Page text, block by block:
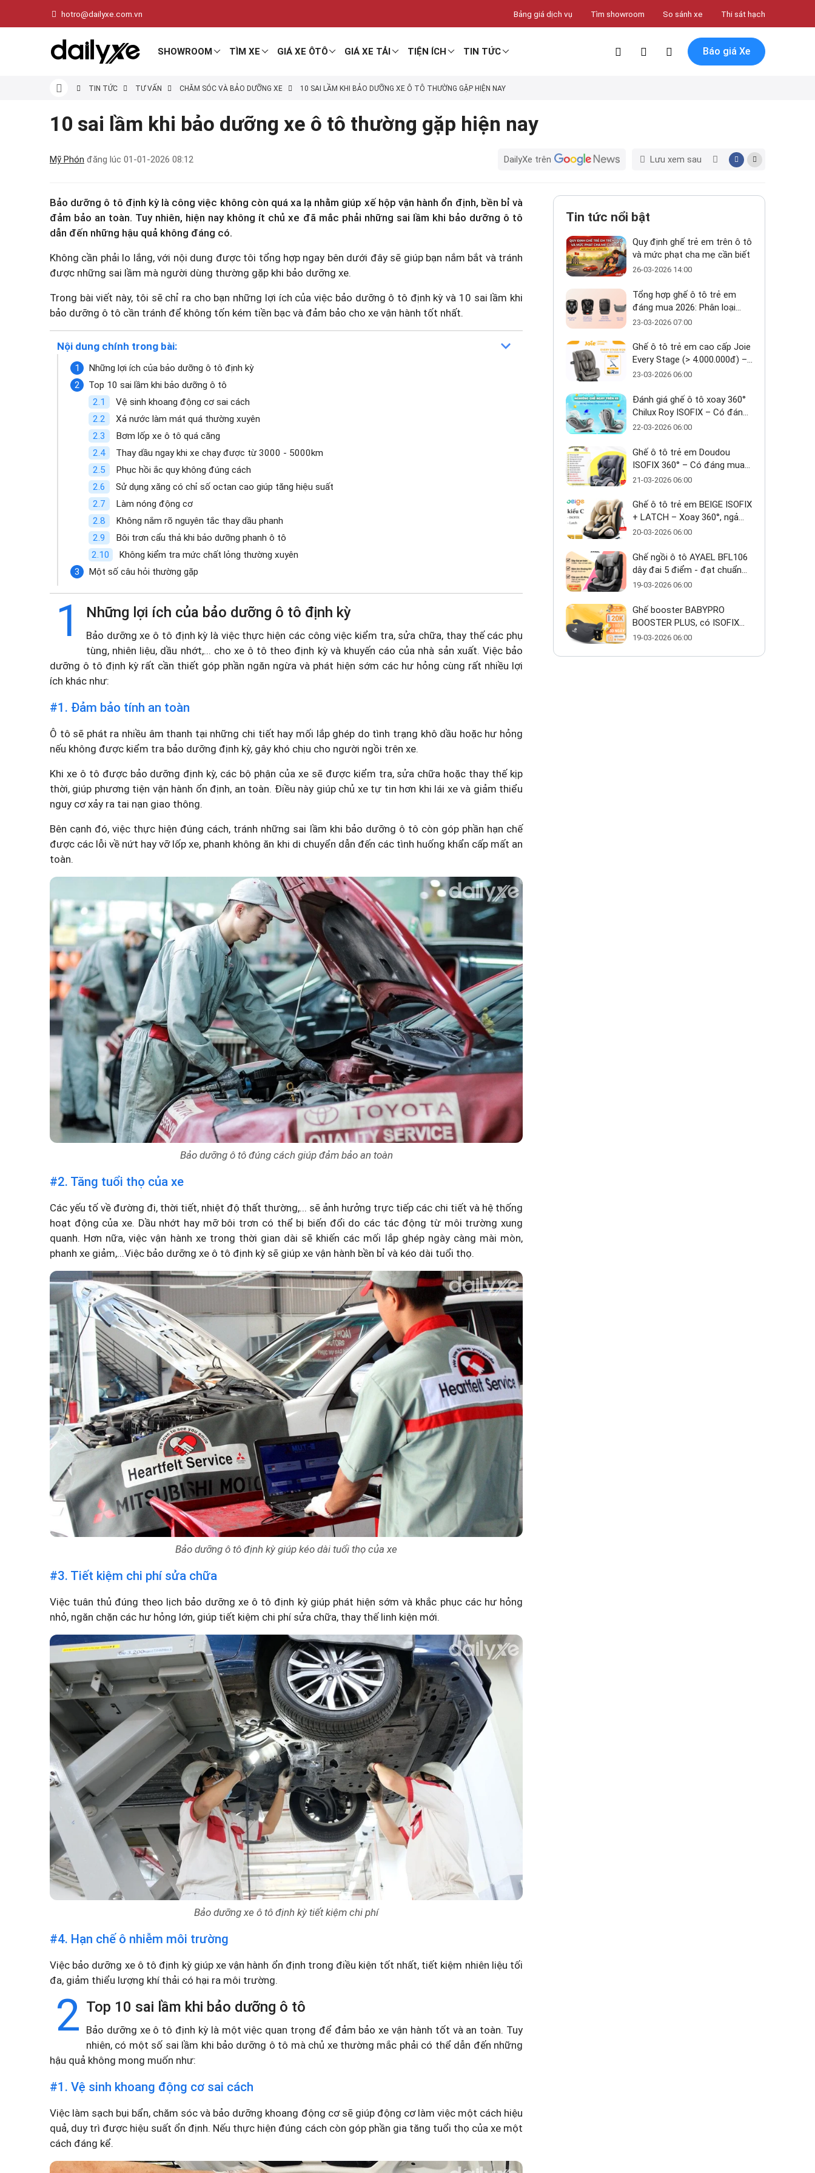
hotro@dailyxe.com.vn Bảng giá dịch vụ Tìm showroom So sánh xe Thi sát hạch
SHOWROOM TÌM XE GIÁ XE ÔTÔ GIÁ XE TẢI TIỆN ÍCH TIN TỨC Báo giá Xe
TIN TỨC TƯ VẤN CHĂM SÓC VÀ BẢO DƯỠNG XE 10 SAI LẦM KHI BẢO DƯỠNG XE Ô TÔ THƯỜNG GẶP HIỆN NAY
10 sai lầm khi bảo dưỡng xe ô tô thường gặp hiện nay
Mỹ Phón đăng lúc 01-01-2026 08:12 DailyXe trên Lưu xem sau
Bảo dưỡng ô tô định kỳ là công việc không còn quá xa lạ nhằm giúp xế hộp vận hành ổn định, bền bỉ và
đảm bảo an toàn. Tuy nhiên, hiện nay không ít chủ xe đã mắc phải những sai lầm khi bảo dưỡng ô tô
dẫn đến những hậu quả không đáng có.
Không cần phải lo lắng, với nội dung được tôi tổng hợp ngay bên dưới đây sẽ giúp bạn nắm bắt và tránh
được những sai lầm mà người dùng thường gặp khi bảo dưỡng xe.
Trong bài viết này, tôi sẽ chỉ ra cho bạn những lợi ích của việc bảo dưỡng ô tô định kỳ và 10 sai lầm khi
bảo dưỡng ô tô cần tránh để không tốn kém tiền bạc và đảm bảo cho xe vận hành tốt nhất.
Nội dung chính trong bài:
Những lợi ích của bảo dưỡng ô tô định kỳ
Top 10 sai lầm khi bảo dưỡng ô tô
Vệ sinh khoang động cơ sai cách
Xả nước làm mát quá thường xuyên
Bơm lốp xe ô tô quá căng
Thay dầu ngay khi xe chạy được từ 3000 - 5000km
Phục hồi ắc quy không đúng cách
Sử dụng xăng có chỉ số octan cao giúp tăng hiệu suất
Làm nóng động cơ
Không nắm rõ nguyên tắc thay dầu phanh
Bôi trơn cẩu thả khi bảo dưỡng phanh ô tô
Không kiểm tra mức chất lỏng thường xuyên
Một số câu hỏi thường gặp
1 Những lợi ích của bảo dưỡng ô tô định kỳ
Bảo dưỡng xe ô tô định kỳ là việc thực hiện các công việc kiểm tra, sửa chữa, thay thế các phụ
tùng, nhiên liệu, dầu nhớt,... cho xe ô tô theo định kỳ và khuyến cáo của nhà sản xuất. Việc bảo
dưỡng ô tô định kỳ rất cần thiết góp phần ngăn ngừa và phát hiện sớm các hư hỏng cùng rất nhiều lợi
ích khác như:
#1. Đảm bảo tính an toàn
Ô tô sẽ phát ra nhiều âm thanh tại những chi tiết hay mối lắp ghép do tình trạng khô dầu hoặc hư hỏng
nếu không được kiểm tra bảo dưỡng định kỳ, gây khó chịu cho người ngồi trên xe.
Khi xe ô tô được bảo dưỡng định kỳ, các bộ phận của xe sẽ được kiểm tra, sửa chữa hoặc thay thế kịp
thời, giúp phương tiện vận hành ổn định, an toàn. Điều này giúp chủ xe tự tin hơn khi lái xe và giảm thiểu
nguy cơ xảy ra tai nạn giao thông.
Bên cạnh đó, việc thực hiện đúng cách, tránh những sai lầm khi bảo dưỡng ô tô còn góp phần hạn chế
được các lỗi về nứt hay vỡ lốp xe, phanh không ăn khi di chuyển dẫn đến các tình huống khẩn cấp mất an
toàn.
Bảo dưỡng ô tô đúng cách giúp đảm bảo an toàn
#2. Tăng tuổi thọ của xe
Các yếu tố về đường đi, thời tiết, nhiệt độ thất thường,... sẽ ảnh hưởng trực tiếp các chi tiết và hệ thống
hoạt động của xe. Dầu nhớt hay mỡ bôi trơn có thể bị biến đổi do các tác động từ môi trường xung
quanh. Hơn nữa, việc vận hành xe trong thời gian dài sẽ khiến các mối lắp ghép ngày càng mài mòn,
phanh xe giảm,...Việc bảo dưỡng xe ô tô định kỳ sẽ giúp xe vận hành bền bỉ và kéo dài tuổi thọ.
Bảo dưỡng ô tô định kỳ giúp kéo dài tuổi thọ của xe
#3. Tiết kiệm chi phí sửa chữa
Việc tuân thủ đúng theo lịch bảo dưỡng xe ô tô định kỳ giúp phát hiện sớm và khắc phục các hư hỏng
nhỏ, ngăn chặn các hư hỏng lớn, giúp tiết kiệm chi phí sửa chữa, thay thế linh kiện mới.
Bảo dưỡng xe ô tô định kỳ tiết kiệm chi phí
#4. Hạn chế ô nhiễm môi trường
Việc bảo dưỡng xe ô tô định kỳ giúp xe vận hành ổn định trong điều kiện tốt nhất, tiết kiệm nhiên liệu tối
đa, giảm thiểu lượng khí thải có hại ra môi trường.
2 Top 10 sai lầm khi bảo dưỡng ô tô
Bảo dưỡng xe ô tô định kỳ là một việc quan trọng để đảm bảo xe vận hành tốt và an toàn. Tuy
nhiên, có một số sai lầm khi bảo dưỡng ô tô mà chủ xe thường mắc phải có thể dẫn đến những
hậu quả không mong muốn như:
#1. Vệ sinh khoang động cơ sai cách
Việc làm sạch bụi bẩn, chăm sóc và bảo dưỡng khoang động cơ sẽ giúp động cơ làm việc một cách hiệu
quả, duy trì được hiệu suất ổn định. Nếu thực hiện đúng cách còn góp phần gia tăng tuổi thọ của xe một
cách đáng kể.
Tin tức nổi bật
Quy định ghế trẻ em trên ô tô
và mức phạt cha mẹ cần biết
26-03-2026 14:00
Tổng hợp ghế ô tô trẻ em
đáng mua 2026: Phân loại
theo tầm giá
23-03-2026 07:00
Ghế ô tô trẻ em cao cấp Joie
Every Stage (> 4.000.000đ) –
Ưu và nhược điểm - Có đáng
23-03-2026 06:00
Đánh giá ghế ô tô xoay 360°
Chilux Roy ISOFIX – Có đáng
mua trong tầm giá ~3 triệu
22-03-2026 06:00
Ghế ô tô trẻ em Doudou
ISOFIX 360° – Có đáng mua
trong tầm giá 2 triệu?
21-03-2026 06:00
Ghế ô tô trẻ em BEIGE ISOFIX
+ LATCH – Xoay 360°, ngả
170°, giải pháp an toàn linh
20-03-2026 06:00
Ghế ngồi ô tô AYAEL BFL106
dây đai 5 điểm - đạt chuẩn
ECE R129 cho bé từ 1–10 tuổi
19-03-2026 06:00
Ghế booster BABYPRO
BOOSTER PLUS, có ISOFIX
giá ~800k có thực sự đáng
19-03-2026 06:00